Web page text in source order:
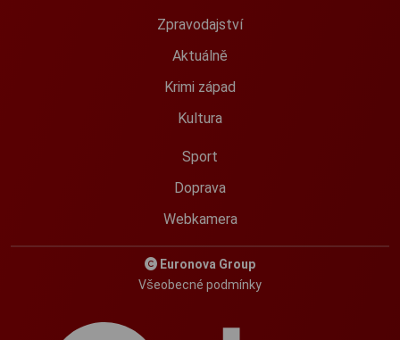
Zpravodajství
Aktuálně
Krimi západ
Kultura
Sport
Doprava
Webkamera
Euronova Group
Všeobecné podmínky